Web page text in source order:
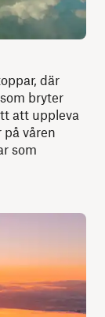
där
bryter
att uppleva
våren
som